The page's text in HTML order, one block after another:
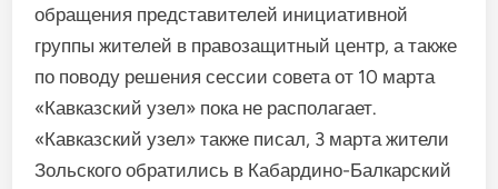
обращения представителей инициативной
группы жителей в правозащитный центр, а также
по поводу решения сессии совета от 10 марта
«Кавказский узел» пока не располагает.
«Кавказский узел» также писал, 3 марта жители
Зольского обратились в Кабардино-Балкарский